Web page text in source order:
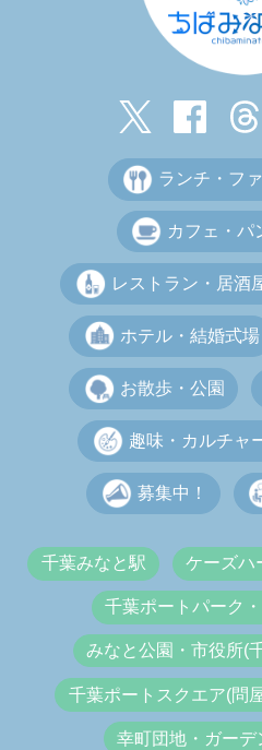
ランチ・フ
カフェ・パ
レストラン・居酒
ホテル・結婚式場
お散歩・公園
趣味・カルチャ
募集中！
千葉みなと駅 ケーズハ
千葉ポートパーク
みなと公園・市役所(
千葉ポートスクエア(問
幸町団地・ガーデ